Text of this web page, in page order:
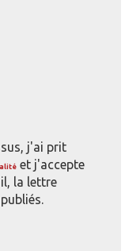
j'ai prit
et j'accepte
la lettre